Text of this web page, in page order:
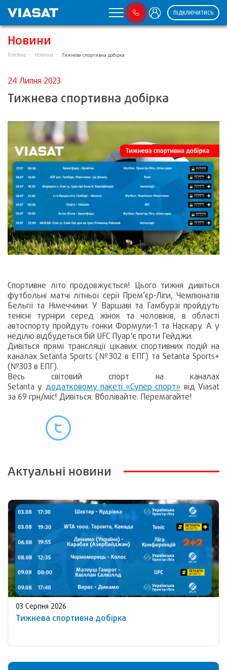
ПІДКЛЮЧИТИСЬ
Новини
Головна Новини Тижнева спортивна добірка
24 Липня 2023
Тижнева спортивна добірка
Спортивне літо продовжується! Цього тижня дивіться
футбольні матчі літньої серії Прем’єр-Ліги, Чемпіонатів
Бельгії та Німеччини. У Варшаві та Гамбурзі пройдуть
тенісні турніри серед жінок та чоловіків, в області
автоспорту пройдуть гонки Формули-1 та Наскару. А у
неділю відбудеться бій UFC Пуар'є проти Гейджи.
Дивіться прямі трансляції цікавих спортивних подій на
каналах Setanta Sports (№302 в ЕПГ) та Setanta Sports+
(№303 в ЕПГ).
Весь світовий спорт на каналах
Setanta у додатковому пакеті «Супер спорт» від Viasat
за 69 грн/міс! Дивіться. Вболівайте. Перемагайте!
Актуальні новини
03 Серпня 2026
Тижнева спортивна добірка